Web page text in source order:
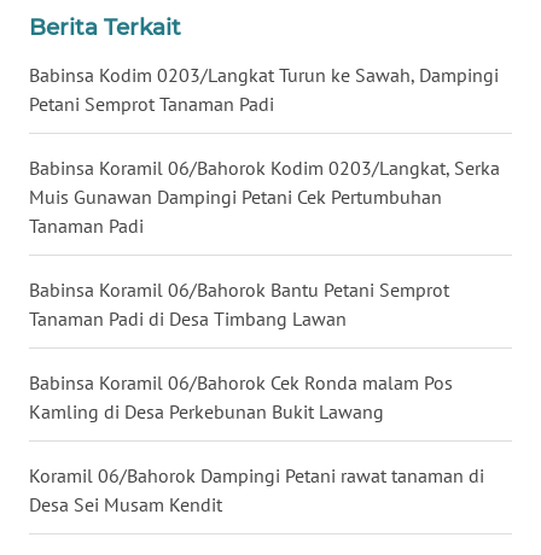
Berita Terkait
Babinsa Kodim 0203/Langkat Turun ke Sawah, Dampingi
Petani Semprot Tanaman Padi
Babinsa Koramil 06/Bahorok Kodim 0203/Langkat, Serka
Muis Gunawan Dampingi Petani Cek Pertumbuhan
Tanaman Padi
Babinsa Koramil 06/Bahorok Bantu Petani Semprot
Tanaman Padi di Desa Timbang Lawan
Babinsa Koramil 06/Bahorok Cek Ronda malam Pos
Kamling di Desa Perkebunan Bukit Lawang
Koramil 06/Bahorok Dampingi Petani rawat tanaman di
Desa Sei Musam Kendit
NUSANTARA
JOGJA
WN
JATIM
WN
BALI
WN
KALBAR
WN